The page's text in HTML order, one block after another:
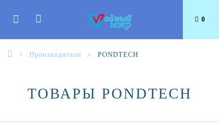
0
Производители PONDTECH
ТОВАРЫ PONDTECH